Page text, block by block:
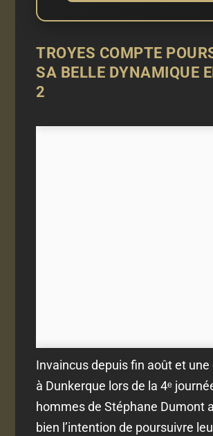
TROYES COMPTE
SA BELLE DYNAMIQUE
2
Invaincus depuis fin août et une
à Dunkerque lors de la 4ᵉ
hommes de Stéphane Dumont
bien l’intention de poursuivre